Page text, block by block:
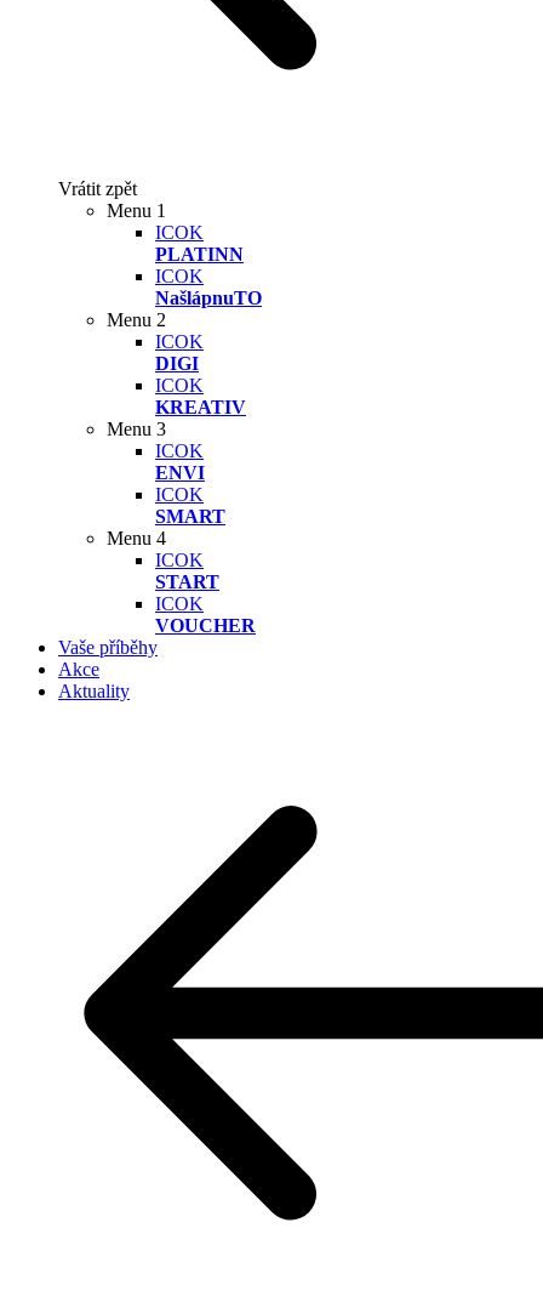
Vrátit zpět
Menu 1
ICOK
PLATINN
ICOK
NašlápnuTO
Menu 2
ICOK
DIGI
ICOK
KREATIV
Menu 3
ICOK
ENVI
ICOK
SMART
Menu 4
ICOK
START
ICOK
VOUCHER
Vaše příběhy
Akce
Aktuality